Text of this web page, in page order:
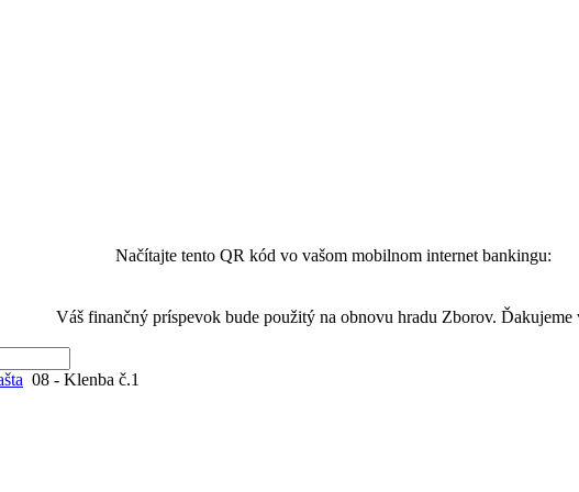
Načítajte tento QR kód vo vašom mobilnom internet bankingu:
Váš finančný príspevok bude použitý na obnovu hradu Zborov. Ďakujeme
08 - Klenba č.1